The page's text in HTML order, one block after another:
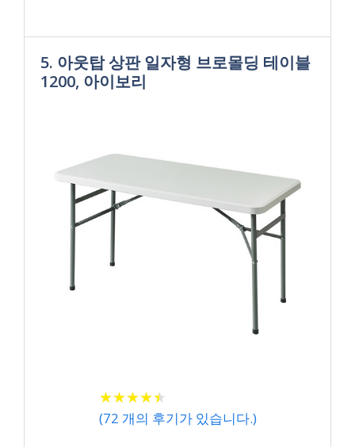
5. 아웃탑 상판 일자형 브로몰딩 테이블
1200, 아이보리
★★★★★
★★★★★
(72 개의 후기가 있습니다.)